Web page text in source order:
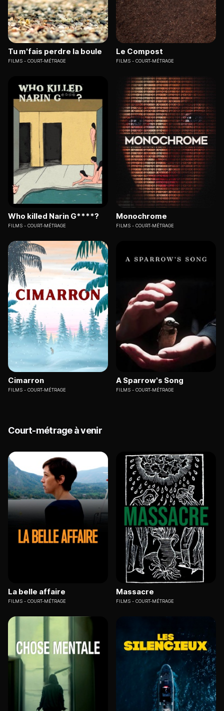
Tu m'fais perdre la boule
FILMS COURT-MÉTRAGE
Le Compost
FILMS COURT-MÉTRAGE
Who killed Narin G****?
FILMS COURT-MÉTRAGE
Monochrome
FILMS COURT-MÉTRAGE
Cimarron
FILMS COURT-MÉTRAGE
A Sparrow's Song
FILMS COURT-MÉTRAGE
Court-métrage à venir
La belle affaire
FILMS COURT-MÉTRAGE
Massacre
FILMS COURT-MÉTRAGE